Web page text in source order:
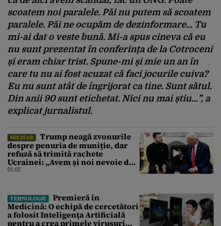
scoatem noi paralele. Păi nu putem să scoatem
paralele. Păi ne ocupăm de dezinformare… Tu
mi-ai dat o veste bună. Mi-a spus cineva că eu
nu sunt prezentat în conferința de la Cotroceni
și eram chiar trist. Spune-mi și mie un an în
care tu nu ai fost acuzat că faci jocurile cuiva?
Eu nu sunt atât de îngrijorat ca tine. Sunt sătul.
Din anii 90 sunt etichetat. Nici nu mai știu…”, a
explicat jurnalistul.
MILITAR
Trump neagă zvonurile
despre penuria de muniție, dar
refuză să trimită rachete
Ucrainei: „Avem și noi nevoie de
rachete”
01:02
TEHNOLOGIE
Premieră în
Medicină: O echipă de cercetători
a folosit Inteligența Artificială
pentru a crea primele virusuri